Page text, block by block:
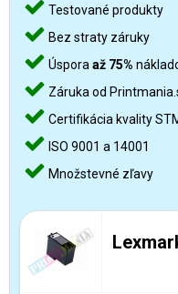
Testované produkty
Bez straty záruky
Úspora až 75%
Záruka od
Certifikácia kvality
ISO 9001 a 14001
Množstevné zľavy